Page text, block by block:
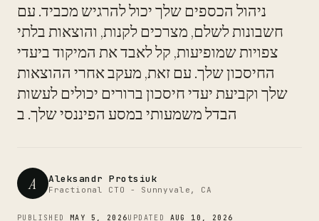
ניהול הכספים שלך יכול להרגיש מכביד. עם
חשבונות לשלם, מצרכים לקנות, והוצאות בלתי
צפויות שמופיעות, קל לאבד את המיקוד ביעדי
החיסכון שלך. עם זאת, מעקב אחרי ההוצאות
שלך וקביעת יעדי חיסכון ברורים יכולים לעשות
הבדל משמעותי במסע הפיננסי שלך. ב
A Aleksandr Protsiuk
Fractional CTO - Sunnyvale, CA
PUBLISHED MAY 5, 2026UPDATED AUG 10, 2026